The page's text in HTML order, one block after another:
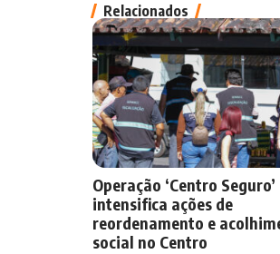
Relacionados
Operação ‘Centro Seguro’
intensifica ações de
reordenamento e
social no Centro